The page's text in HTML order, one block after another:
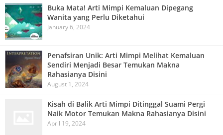
Buka Mata! Arti Mimpi Kemaluan Dipegang
Wanita yang Perlu Diketahui
January 6, 2024
Penafsiran Unik: Arti Mimpi Melihat Kemaluan
Sendiri Menjadi Besar Temukan Makna
Rahasianya Disini
August 1, 2024
Kisah di Balik Arti Mimpi Ditinggal Suami Pergi
Naik Motor Temukan Makna Rahasianya Disini
April 19, 2024